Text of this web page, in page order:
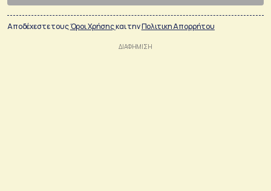
Αποδέχεστε τουςΌροι Χρήσηςκαι τηνΠολιτικη Απορρήτου